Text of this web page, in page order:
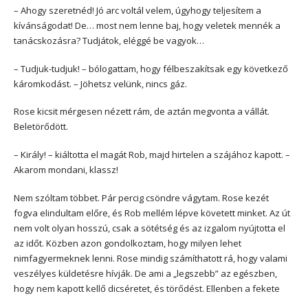
– Ahogy szeretnéd! Jó arc voltál velem, úgyhogy teljesítem a
kívánságodat! De… most nem lenne baj, hogy veletek mennék a
tanácskozásra? Tudjátok, eléggé be vagyok…
– Tudjuk-tudjuk! – bólogattam, hogy félbeszakítsak egy következő
káromkodást. – Jöhetsz velünk, nincs gáz.
Rose kicsit mérgesen nézett rám, de aztán megvonta a vállát.
Beletörődött.
– Király! – kiáltotta el magát Rob, majd hirtelen a szájához kapott. –
Akarom mondani, klassz!
Nem szóltam többet. Pár percig csöndre vágytam. Rose kezét
fogva elindultam előre, és Rob mellém lépve követett minket. Az út
nem volt olyan hosszú, csak a sötétség és az izgalom nyújtotta el
az időt. Közben azon gondolkoztam, hogy milyen lehet
nimfagyermeknek lenni. Rose mindig számíthatott rá, hogy valami
veszélyes küldetésre hívják. De ami a „legszebb” az egészben,
hogy nem kapott kellő dicséretet, és törődést. Ellenben a fekete